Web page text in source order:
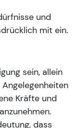
und
mit ein.
sein, allein
Kräfte und
dass